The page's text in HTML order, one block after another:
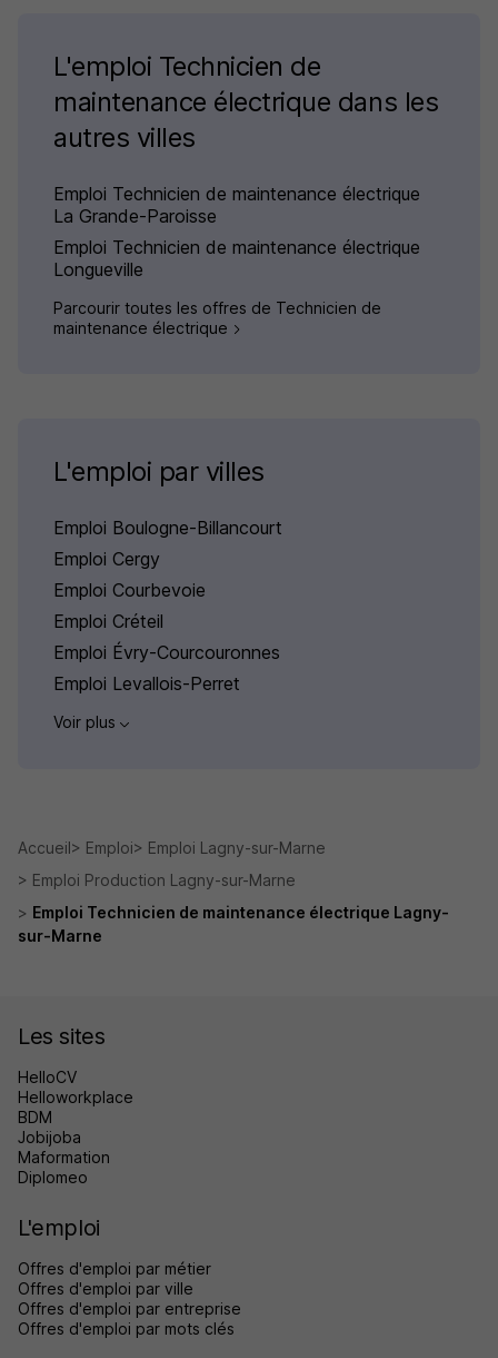
L'emploi Technicien de
maintenance électrique dans les
autres villes
Emploi Technicien de maintenance électrique
La Grande-Paroisse
Emploi Technicien de maintenance électrique
Longueville
Parcourir toutes les offres de Technicien de
maintenance électrique
L'emploi par villes
Emploi Boulogne-Billancourt
Emploi Cergy
Emploi Courbevoie
Emploi Créteil
Emploi Évry-Courcouronnes
Emploi Levallois-Perret
Voir plus
Accueil Emploi
Emploi Lagny-sur-Marne
Emploi Production Lagny-sur-Marne
Emploi Technicien de maintenance électrique Lagny-
sur-Marne
Les sites
HelloCV
Helloworkplace
BDM
Jobijoba
Maformation
Diplomeo
L'emploi
Offres d'emploi par métier
Offres d'emploi par ville
Offres d'emploi par entreprise
Offres d'emploi par mots clés